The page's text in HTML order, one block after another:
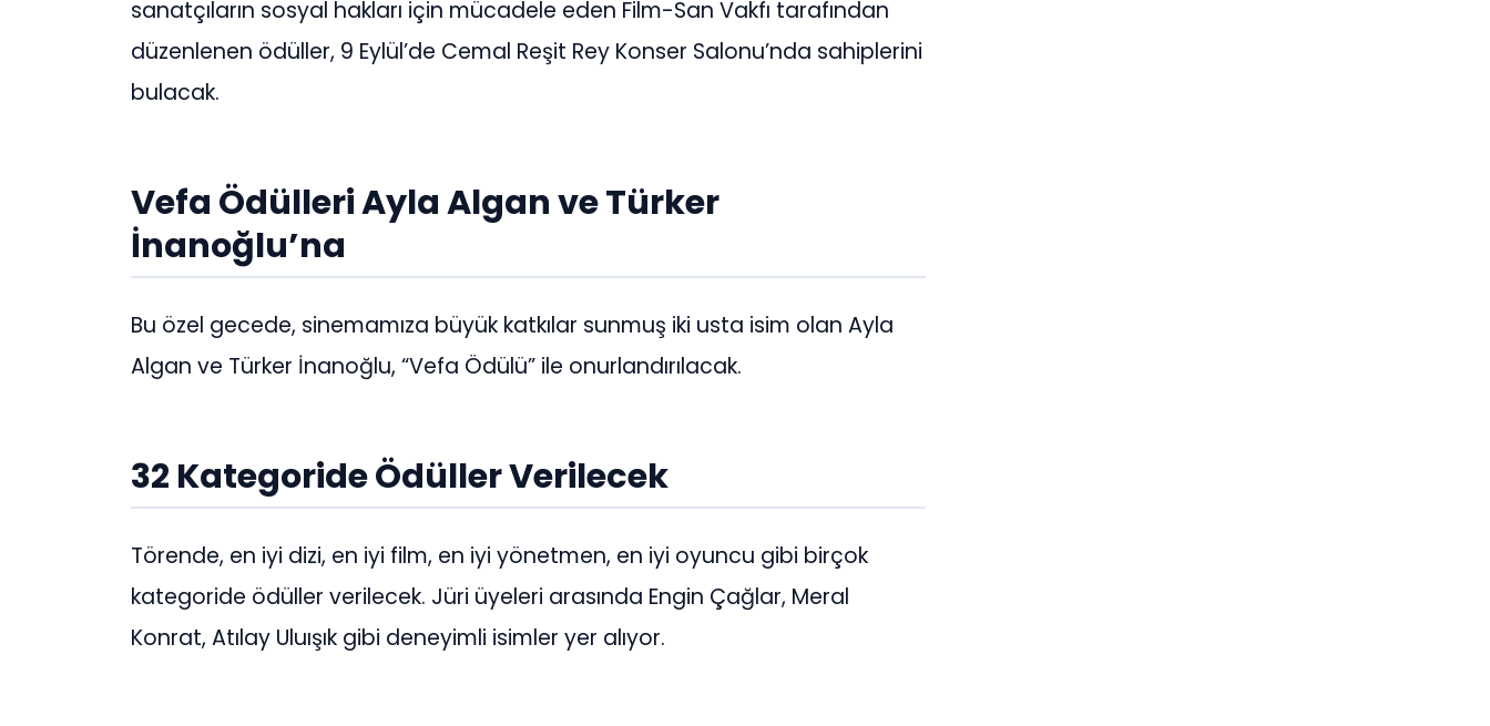
sanatçıların sosyal hakları için mücadele eden Film-San Vakfı tarafından
düzenlenen ödüller, 9 Eylül’de Cemal Reşit Rey Konser Salonu’nda sahiplerini
bulacak.
Vefa Ödülleri Ayla Algan ve Türker
İnanoğlu’na
Bu özel gecede, sinemamıza büyük katkılar sunmuş iki usta isim olan Ayla
Algan ve Türker İnanoğlu, “Vefa Ödülü” ile onurlandırılacak.
32 Kategoride Ödüller Verilecek
Törende, en iyi dizi, en iyi film, en iyi yönetmen, en iyi oyuncu gibi birçok
kategoride ödüller verilecek. Jüri üyeleri arasında Engin Çağlar, Meral
Konrat, Atılay Uluışık gibi deneyimli isimler yer alıyor.